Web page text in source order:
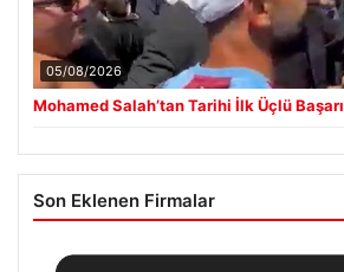
05/08/2026
Mohamed Salah’tan Tarihi İlk Üçlü Başarı
Son Eklenen Firmalar